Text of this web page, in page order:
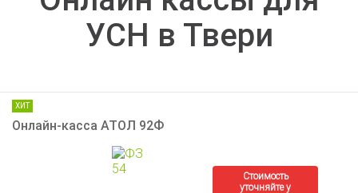
УСН в Твери
ХИТ
Онлайн-касса АТОЛ 92Ф